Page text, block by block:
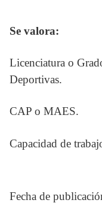
Se valora:
Licenciatura o
Deportivas.
CAP o MAES.
Capacidad de
Fecha de